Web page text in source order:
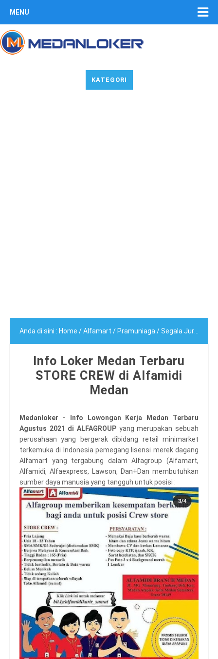
MENU
KATEGORI
Anda di sini : Home /Alfamart / Pramuniaga /Segala Jurusan
Info Loker Medan Terbaru
STORE CREW di Alfamidi
Medan
Medanloker - Info Lowongan Kerja Medan Terbaru
Agustus 2021 di ALFAGROUP yang merupakan sebuah
perusahaan yang bergerak dibidang retail minimarket
terkemuka di Indonesia pemegang lisensi merek dagang
Alfamart yang tergabung dalam Alfagroup (Alfamart,
Alfamidi, Alfaexpress, Lawson, Dan+Dan membutuhkan
sumber daya manusia yang tangguh untuk posisi :